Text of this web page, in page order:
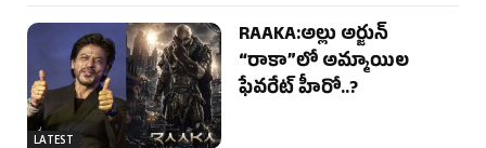
LATEST
RAAKA:అల్లు అర్జున్
“రాకా”లో అమ్మాయిల
ఫేవరేట్ హీరో..?